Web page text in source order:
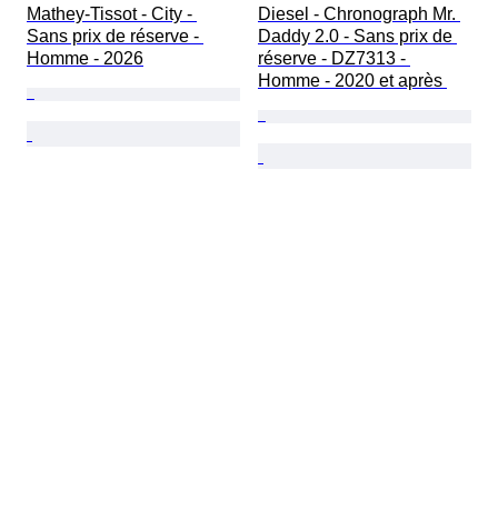
Mathey-Tissot - City -
Sans prix de réserve -
Homme - 2026
Diesel - Chronograph Mr.
Daddy 2.0 - Sans prix de
réserve - DZ7313 -
Homme - 2020 et après